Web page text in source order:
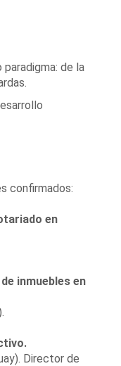
de la
confirmados:
en
inmuebles en
Director de